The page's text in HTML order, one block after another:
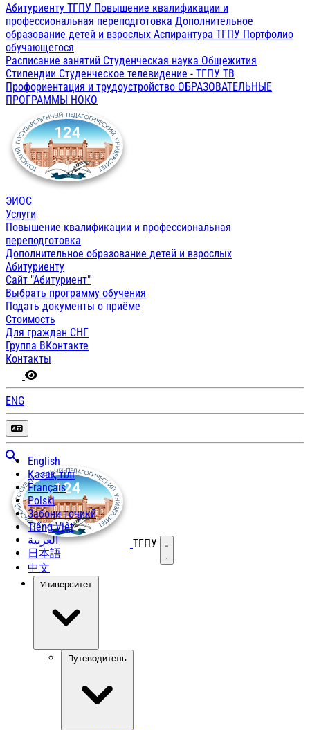
Абитуриенту ТГПУ Повышение квалификации и
профессиональная переподготовка Дополнительное
образование детей и взрослых Аспирантура ТГПУ Портфолио
обучающегося
Расписание занятий Студенческая наука Общежития
Стипендии Студенческое телевидение - ТГПУ ТВ
Профориентация и трудоустройство ОБРАЗОВАТЕЛЬНЫЕ
ПРОГРАММЫ НОКО
ЭИОС
Услуги
Повышение квалификации и профессиональная
переподготовка
Дополнительное образование детей и взрослых
Абитуриенту
Сайт "Абитуриент"
Выбрать программу обучения
Подать документы о приёме
Стоимость
Для граждан СНГ
Группа ВКонтакте
Контакты
ENG
English
Қазақ тілі
Français
Polski
Забони тоҷикӣ
Tiếng Việt
العربية
日本語
中文
ТГПУ Открыть меню
Университет
Путеводитель